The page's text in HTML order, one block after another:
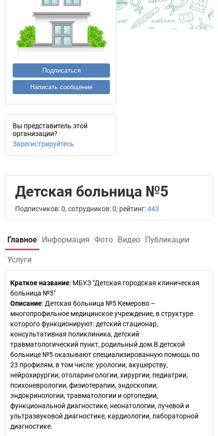
Подписаться
Написать сообщение
Вы представитель этой
организации?
Зарегистрируйтесь
Детская больница №5
Подписчиков: 0, сотрудников: 0, рейтинг:443
Главное Информация Фото Видео Публикации
Услуги
Краткое название: МБУЗ "Детская городская клиническая
больница №5"
Описание: Детская больница №5 Кемерово –
многопрофильное медицинское учреждение, в структуре
которого функционируют: детский стационар,
консультативная поликлиника, детский
травматологический пункт, родильный дом.В детской
больнице №5 оказывают специализированную помощь по
23 профилям, в том числе: урологии, акушерству,
нейрохирургии, отоларингологии, хирургии, педиатрии,
психоневрологии, физиотерапии, эндоскопии,
эндокринологии, травматологии и ортопедии,
функциональной диагностике, неонатологии, лучевой и
ультразвуковой диагностике, кардиологии, лабораторной
диагностике.